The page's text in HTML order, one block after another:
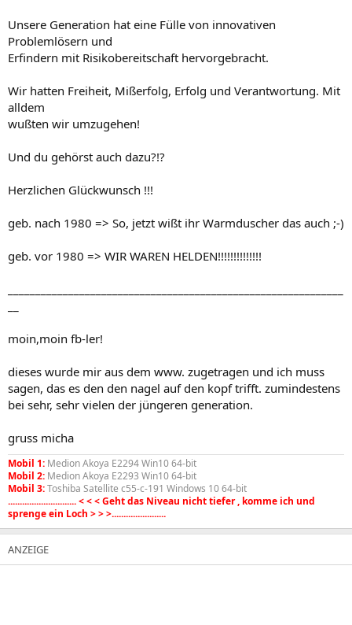
Unsere Generation hat eine Fülle von innovativen
Problemlösern und
Erfindern mit Risikobereitschaft hervorgebracht.
Wir hatten Freiheit, Mißerfolg, Erfolg und Verantwortung. Mit
alldem
wußten wir umzugehen!
Und du gehörst auch dazu?!?
Herzlichen Glückwunsch !!!
geb. nach 1980 => So, jetzt wißt ihr Warmduscher das auch ;-)
geb. vor 1980 => WIR WAREN HELDEN!!!!!!!!!!!!!!
moin,moin fb-ler!
dieses wurde mir aus dem www. zugetragen und ich muss
sagen, das es den den nagel auf den kopf trifft. zumindestens
bei sehr, sehr vielen der jüngeren generation.
gruss micha
Mobil 1: Medion Akoya E2294 Win10 64-bit
Mobil 2: Medion Akoya E2293 Win10 64-bit
Mobil 3:Toshiba Satellite c55-c-191 Windows 10 64-bit
............................. < < < Geht das Niveau nicht tiefer , komme ich und
sprenge ein Loch > > >.......................